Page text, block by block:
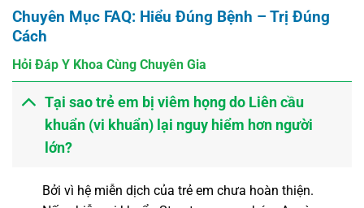
Chuyên Mục FAQ: Hiểu Đúng Bệnh – Trị Đúng
Cách
Hỏi Đáp Y Khoa Cùng Chuyên Gia
Tại sao trẻ em bị viêm họng do Liên cầu
khuẩn (vi khuẩn) lại nguy hiểm hơn người
lớn?
Bởi vì hệ miễn dịch của trẻ em chưa hoàn thiện.